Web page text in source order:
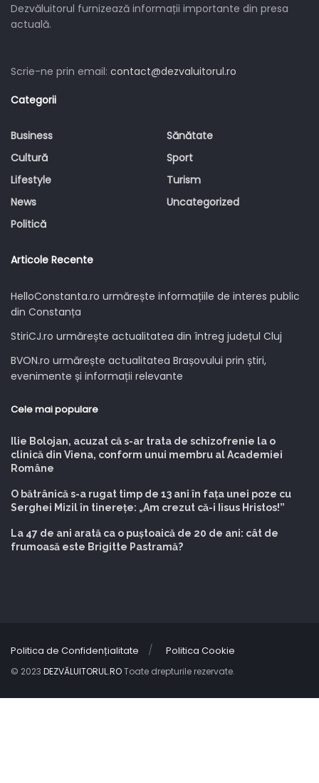
Dezvăluitorul furnizează informații importante din presa
actuală.
Scrie-ne prin email: contact@dezvaluitorul.ro
Categorii
Business
Cultură
Lifestyle
News
Politică
Sănătate
Sport
Turism
Uncategorized
Articole Recente
HelloConstanta.ro urmărește informațiile de interes public
din Constanța
StiriCJ.ro urmărește actualitatea din întreg județul Cluj
BVON.ro urmărește actualitatea Brașovului prin știri,
evenimente și informații relevante
Cele mai populare
Ilie Bolojan, acuzat că s-ar trata de schizofrenie la o
clinică din Viena, conform unui membru al Academiei
Române
O bătrânică s-a rugat timp de 13 ani în fața unei poze cu
Serghei Mizil în tinerețe: „Am crezut că-i Iisus Hristos!”
La 47 de ani arată ca o puștoaică de 20 de ani: cât de
frumoasă este Brigitte Pastramă?
Politica de Confidențialitate Politica Cookie
© 2023 DEZVĂLUITORUL.ROToate drepturile rezervate.